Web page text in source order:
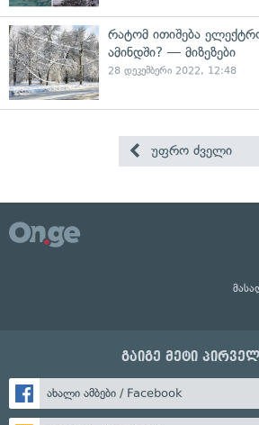
რატომ ითიშება
ამინდში? — მიზეზები
28 დეკემბერი 2022, 12:48
უფრო ძველი
გაიგე მეტი
ახალი ამბები / Facebook